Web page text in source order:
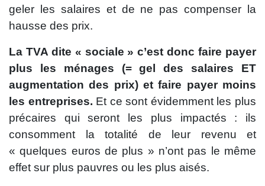
geler les salaires et de ne pas compenser la
hausse des prix.
La TVA dite « sociale » c’est donc faire payer
plus les ménages (= gel des salaires ET
augmentation des prix) et faire payer moins
les entreprises. Et ce sont évidemment les plus
précaires qui seront les plus impactés : ils
consomment la totalité de leur revenu et
« quelques euros de plus » n’ont pas le même
effet sur plus pauvres ou les plus aisés.